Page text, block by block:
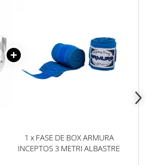
1 x FASE DE BOX ARMURA
INCEPTOS 3 METRI ALBASTRE